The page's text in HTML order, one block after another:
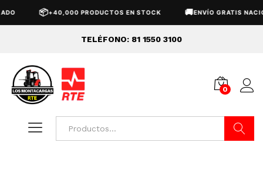
📦+40,000 PRODUCTOS EN STOCK 🚚ENVÍO GRATIS
TELÉFONO: 81 1550 3100
0